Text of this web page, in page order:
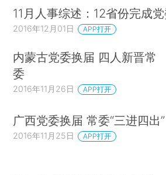
11月人事综述：12省份完成
2016年12月01日 APP打开
内蒙古党委换届 四人新晋常
委
2016年11月26日 APP打开
广西党委换届 常委“三进四出”
2016年11月25日 APP打开